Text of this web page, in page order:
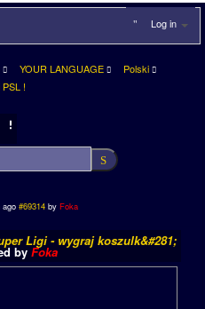
Log in
YOUR LANGUAGE
Polski
!
ago #69314 by Foka
Ligi - wygraj koszulk&#281;
by Foka